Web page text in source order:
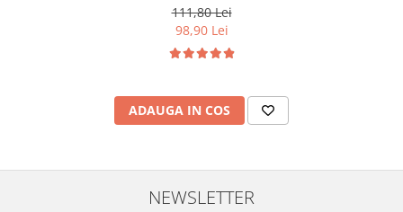
111,80 Lei
98,90 Lei
ADAUGA IN COS
NEWSLETTER